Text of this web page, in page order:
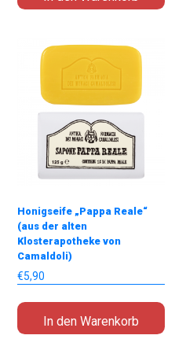
Honigseife „Pappa Reale“
(aus der alten
Klosterapotheke von
Camaldoli)
€5,90
In den Warenkorb